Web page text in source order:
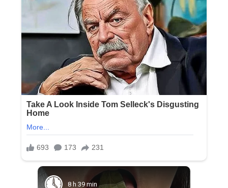
8 h 39 min